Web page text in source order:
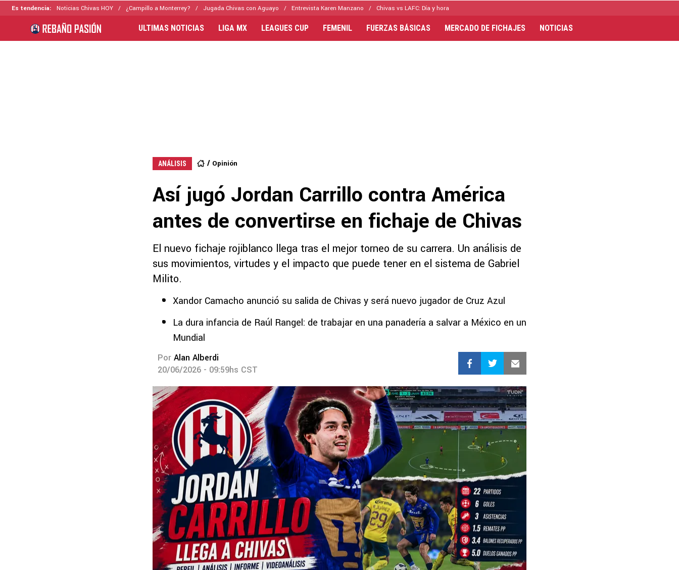
Es tendencia: Noticias Chivas HOY ¿Campillo a Monterrey? Jugada Chivas con Aguayo Entrevista Karen Manzano Chivas vs LAFC: Día y hora
ULTIMAS NOTICIAS LIGA MX LEAGUES CUP FEMENIL FUERZAS BÁSICAS MERCADO DE FICHAJES NOTICIAS
ANÁLISIS Opinión
Así jugó Jordan Carrillo contra América
antes de convertirse en fichaje de Chivas
El nuevo fichaje rojiblanco llega tras el mejor torneo de su carrera. Un análisis de
sus movimientos, virtudes y el impacto que puede tener en el sistema de Gabriel
Milito.
Xandor Camacho anunció su salida de Chivas y será nuevo jugador de Cruz Azul
La dura infancia de Raúl Rangel: de trabajar en una panadería a salvar a México en un
Mundial
Por Alan Alberdi
20/06/2026 - 09:59hs CST